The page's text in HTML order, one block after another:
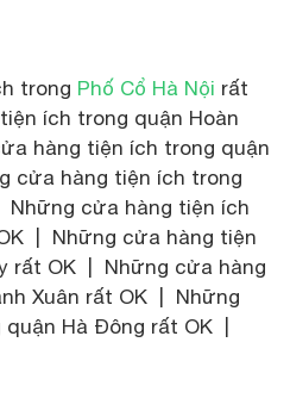
trong Phố Cổ Hà Nội rất
ích trong quận Hoàn
hàng tiện ích trong quận
cửa hàng tiện ích trong
cửa hàng tiện ích
| Những cửa hàng tiện
rất OK | Những cửa hàng
Xuân rất OK | Những
Hà Đông rất OK |